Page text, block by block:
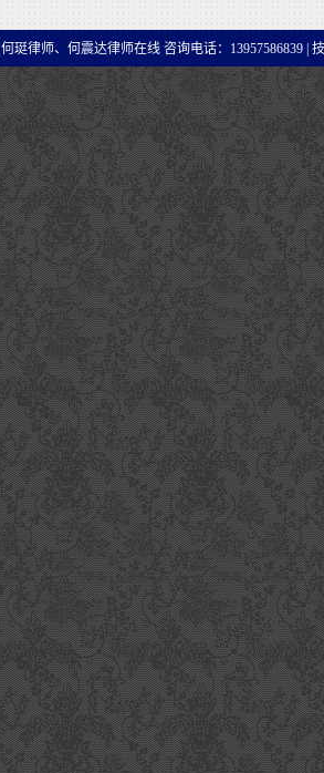
何珽律师、何震达律师在线 咨询电话：13957586839 |